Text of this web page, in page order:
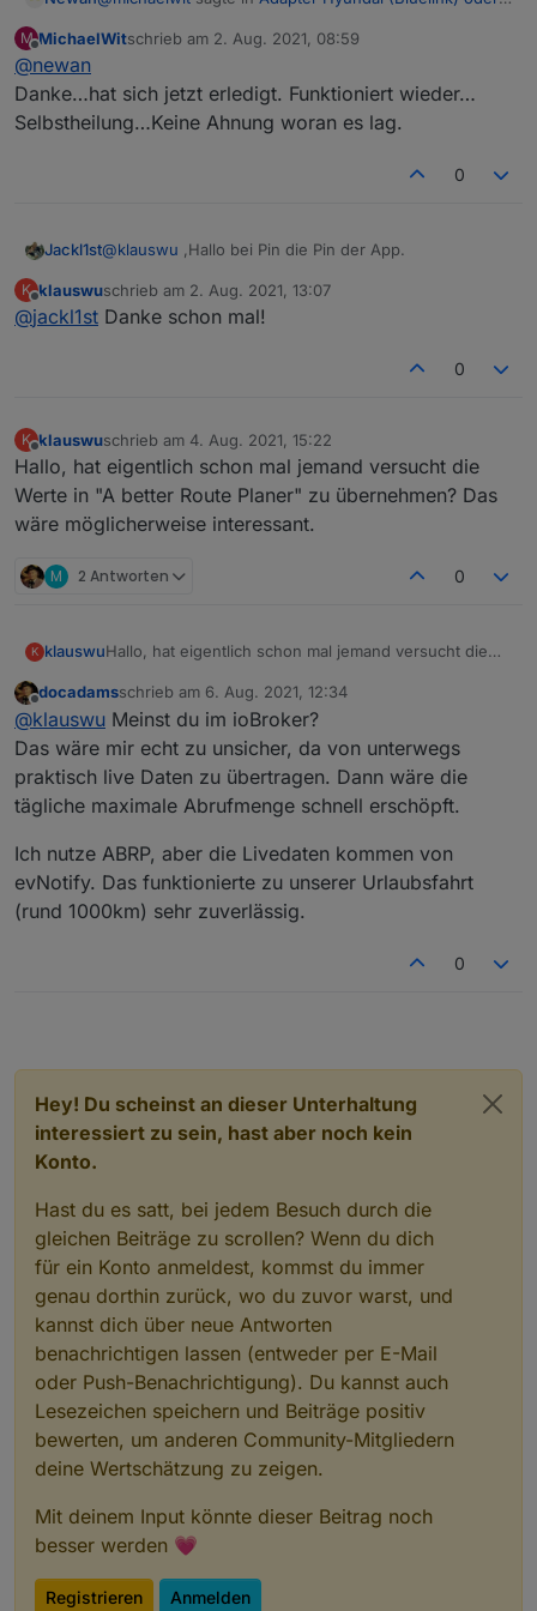
Timeout ist was für Api Probleme oder deine
M MichaelWitschrieb am 2. Aug. 2021, 08:59
zuletzt editiert von
@newan
Danke…hat sich jetzt erledigt. Funktioniert wieder…
Selbstheilung…Keine Ahnung woran es lag.
0
Jackl1st@klauswu ,Hallo bei Pin die Pin der App.
K
Offline
klauswuschrieb am 2. Aug. 2021, 13:07
zuletzt editiert von
@jackl1st Danke schon mal!
0
K
Offline
klauswuschrieb am 4. Aug. 2021, 15:22
zuletzt editiert von
Hallo, hat eigentlich schon mal jemand versucht die
Werte in "A better Route Planer" zu übernehmen? Das
wäre möglicherweise interessant.
M 2 Antworten 0
K klauswuHallo, hat eigentlich schon mal jemand versucht die
wäre möglicherweise interessant.
Offline
docadamsschrieb am 6. Aug. 2021, 12:34
zuletzt editiert von
@klauswu Meinst du im ioBroker?
Das wäre mir echt zu unsicher, da von unterwegs
praktisch live Daten zu übertragen. Dann wäre die
tägliche maximale Abrufmenge schnell erschöpft.
Ich nutze ABRP, aber die Livedaten kommen von
evNotify. Das funktionierte zu unserer Urlaubsfahrt
(rund 1000km) sehr zuverlässig.
0
Hey! Du scheinst an dieser Unterhaltung
interessiert zu sein, hast aber noch kein
Konto.
Hast du es satt, bei jedem Besuch durch die
gleichen Beiträge zu scrollen? Wenn du dich
für ein Konto anmeldest, kommst du immer
genau dorthin zurück, wo du zuvor warst, und
kannst dich über neue Antworten
benachrichtigen lassen (entweder per E-Mail
oder Push-Benachrichtigung). Du kannst auch
Lesezeichen speichern und Beiträge positiv
bewerten, um anderen Community-Mitgliedern
deine Wertschätzung zu zeigen.
Mit deinem Input könnte dieser Beitrag noch
besser werden 💗
Registrieren Anmelden